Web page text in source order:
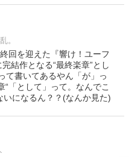
。
回を迎えた『響け！ユーフ
結作となる“最終楽章”とし
て書いてあるやん「が」っ
“「として」って。なんでこ
になるん？？(なんか見た)